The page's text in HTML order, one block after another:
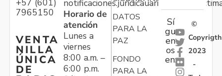
+57 (601)
7965150
VENTA
NILLA
ÚNICA
DE
Horario de
atención
Lunes a
viernes
8:00 a.m. –
6:00 p.m.
DATOS
PARA LA
PAZ
FONDO
PARA LA
Sí
gu
en
os
en:
©
Copyrigth
2023
-